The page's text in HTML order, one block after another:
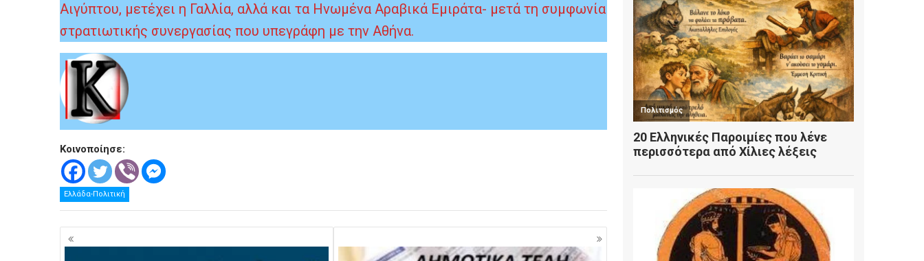
Αιγύπτου, μετέχει η Γαλλία, αλλά και τα Ηνωμένα Αραβικά Εμιράτα- μετά τη συμφωνία
στρατιωτικής συνεργασίας που υπεγράφη με την Αθήνα.
Κοινοποίησε:
Ελλάδα-Πολιτική
Πλοήγηση
άρθρων